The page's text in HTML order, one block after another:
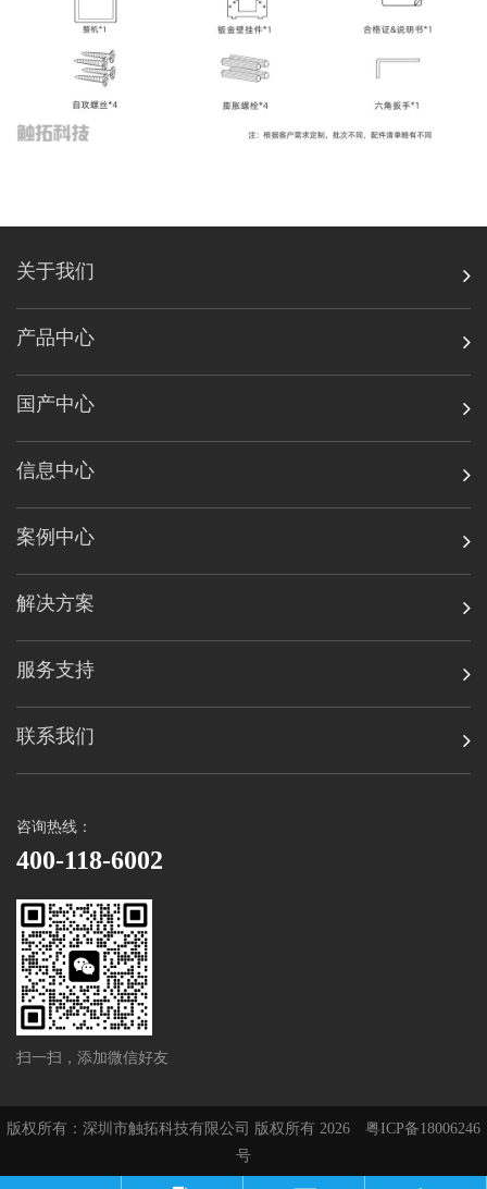
关于我们
产品中心
国产中心
信息中心
案例中心
解决方案
服务支持
联系我们
咨询热线：
400-118-6002
扫一扫，添加微信好友
版权所有：深圳市触拓科技有限公司 版权所有 2026 粤ICP备18006246
号